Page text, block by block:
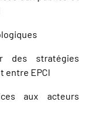
stratégies
entre EPCI
aux acteurs